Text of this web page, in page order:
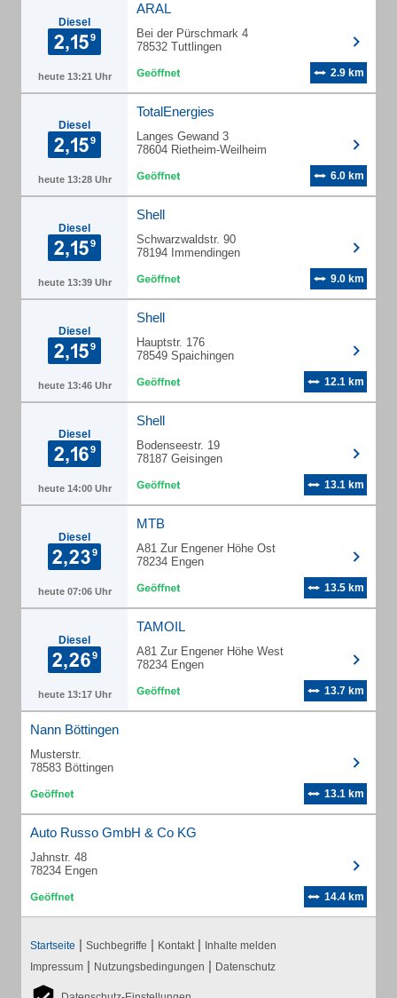
Diesel
heute 13:21 Uhr
ARAL
Bei der Pürschmark 4
78532 Tuttlingen
2.9 km
Diesel
heute 13:28 Uhr
TotalEnergies
Langes Gewand 3
78604 Rietheim-Weilheim
6.0 km
Diesel
heute 13:39 Uhr
Shell
Schwarzwaldstr. 90
78194 Immendingen
9.0 km
Diesel
heute 13:46 Uhr
Shell
Hauptstr. 176
78549 Spaichingen
12.1 km
Diesel
heute 14:00 Uhr
Shell
Bodenseestr. 19
78187 Geisingen
13.1 km
Diesel
heute 07:06 Uhr
MTB
A81 Zur Engener Höhe Ost
78234 Engen
13.5 km
Diesel
heute 13:17 Uhr
TAMOIL
A81 Zur Engener Höhe West
78234 Engen
13.7 km
Nann Böttingen
Musterstr.
78583 Böttingen
13.1 km
Auto Russo GmbH & Co KG
Jahnstr. 48
78234 Engen
14.4 km
Startseite | Suchbegriffe | Kontakt | Inhalte melden
Impressum | Nutzungsbedingungen | Datenschutz